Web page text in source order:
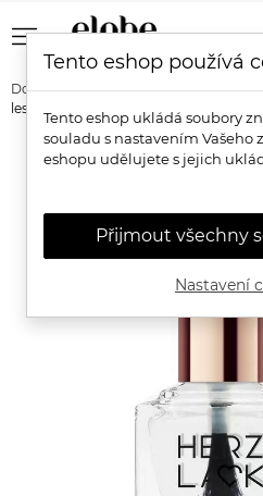
menu
Domů Značky Herzlack
lesklým efektem
Tento eshop používá
Tento eshop ukládá soubory
souladu s nastavením Vašeho
eshopu udělujete s jejich
Přijmout všechny
Nastavení